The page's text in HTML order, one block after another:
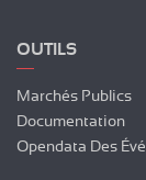
OUTILS
Marchés Publics
Documentation
Opendata Des